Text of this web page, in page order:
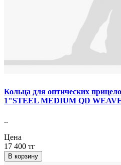
Кольца для оптических
1"STEEL MEDIUM QD
..
Цена
17 400 тг
В корзину